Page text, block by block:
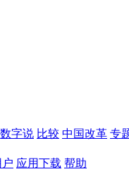
数字说 比较 中国改革 专
应用下载 帮助